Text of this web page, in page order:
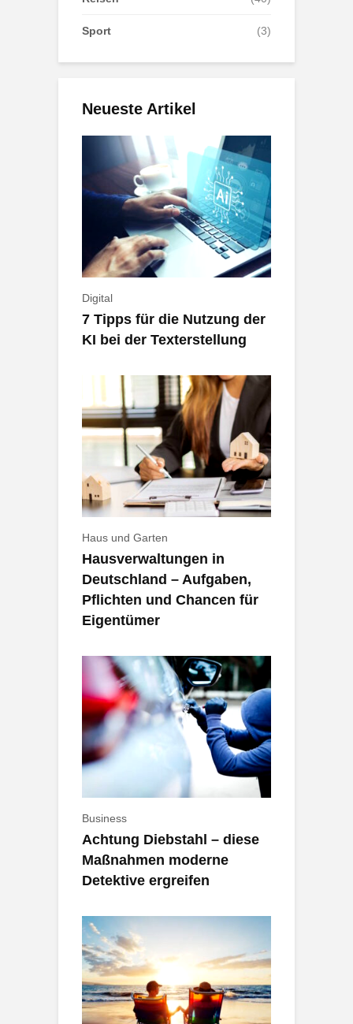
Sport (3)
Neueste Artikel
Digital
7 Tipps für die Nutzung der
KI bei der Texterstellung
Haus und Garten
Hausverwaltungen in
Deutschland – Aufgaben,
Pflichten und Chancen für
Eigentümer
Business
Achtung Diebstahl – diese
Maßnahmen moderne
Detektive ergreifen